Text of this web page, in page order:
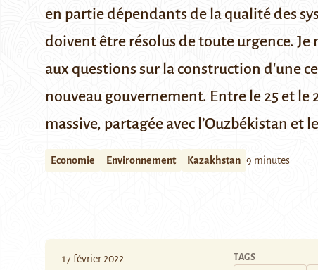
en partie dépendants de la qualité des
doivent être résolus de toute urgence.
aux questions sur la construction d'une
nouveau gouvernement. Entre le 25 et
massive, partagée avec l’Ouzbékistan et
Economie Environnement Kazakhstan 9 minutes
17 février 2022 TAGS